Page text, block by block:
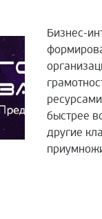
Бизнес-
быстрее
другие